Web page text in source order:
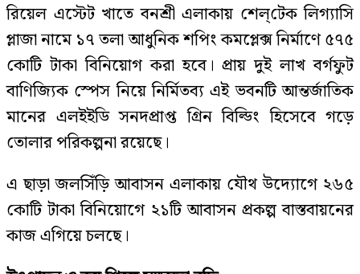
রিয়েল এস্টেট খাতে বনশ্রী এলাকায় শেল্‌টেক লিগ্যাসি
প্লাজা নামে ১৭ তলা আধুনিক শপিং কমপ্লেক্স নির্মাণে ৫৭৫
কোটি টাকা বিনিয়োগ করা হবে। প্রায় দুই লাখ বর্গফুট
বাণিজ্যিক স্পেস নিয়ে নির্মিতব্য এই ভবনটি আন্তর্জাতিক
মানের এলইইডি সনদপ্রাপ্ত গ্রিন বিল্ডিং হিসেবে গড়ে
তোলার পরিকল্পনা রয়েছে।
এ ছাড়া জলসিঁড়ি আবাসন এলাকায় যৌথ উদ্যোগে ২৬৫
কোটি টাকা বিনিয়োগে ২১টি আবাসন প্রকল্প বাস্তবায়নের
কাজ এগিয়ে চলছে।